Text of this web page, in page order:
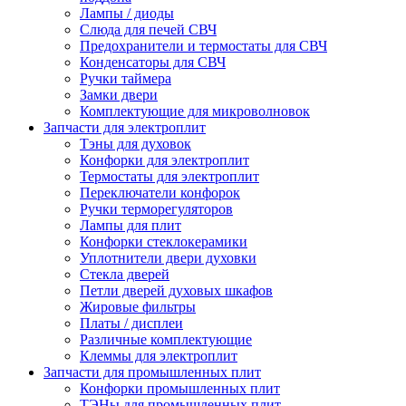
Лампы / диоды
Слюда для печей СВЧ
Предохранители и термостаты для СВЧ
Конденсаторы для СВЧ
Ручки таймера
Замки двери
Комплектующие для микроволновок
Запчасти для электроплит
Тэны для духовок
Конфорки для электроплит
Термостаты для электроплит
Переключатели конфорок
Ручки терморегуляторов
Лампы для плит
Конфорки стеклокерамики
Уплотнители двери духовки
Стекла дверей
Петли дверей духовых шкафов
Жировые фильтры
Платы / дисплеи
Различные комплектующие
Клеммы для электроплит
Запчасти для промышленных плит
Конфорки промышленных плит